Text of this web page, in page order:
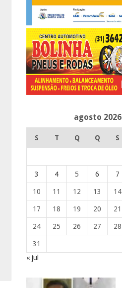
agosto 2026
S T Q Q S
3 4 5 6 7
10 11 12 13 14
17 18 19 20 21
24 25 26 27 28
31
« jul